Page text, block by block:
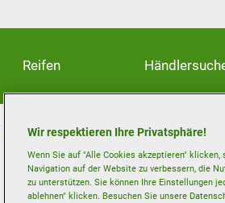
Reifen
Wir respektieren Ihre Privatsphäre!
Wenn Sie auf "Alle Cookies akzeptieren"
Navigation auf der Website zu verbessern, die
zu unterstützen. Sie können Ihre Einstellungen
ablehnen" klicken. Besuchen Sie unsere